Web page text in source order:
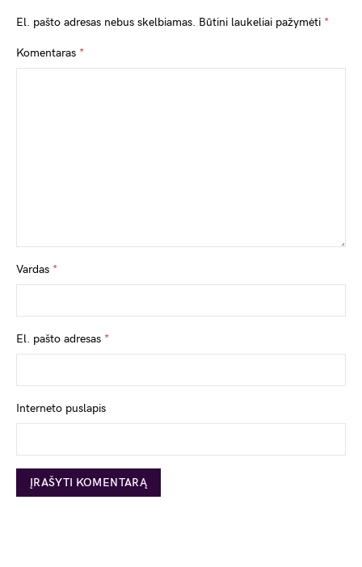
El. pašto adresas nebus skelbiamas. Būtini laukeliai pažymėti *
Komentaras *
Vardas *
El. pašto adresas *
Interneto puslapis